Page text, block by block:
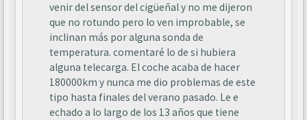
venir del sensor del cigüeñal y no me dijeron
que no rotundo pero lo ven improbable, se
inclinan más por alguna sonda de
temperatura. comentaré lo de si hubiera
alguna telecarga. El coche acaba de hacer
180000km y nunca me dio problemas de este
tipo hasta finales del verano pasado. Le e
echado a lo largo de los 13 años que tiene